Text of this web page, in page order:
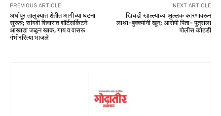
PREVIOUS ARTICLE
अर्धापूर तालुक्यात शेतीत आगीच्या घटना
सुरूच; सांगवी शिवारात शॉर्टसर्किटने
आखाडा जळून खाक, गाय व वासरू
गंभीररित्या भाजले
NEXT ARTICLE
खिचडी खाल्ल्याच्या क्षुल्लक कारणावरून
लाथा-बुक्क्यांनी खून; आरोपी पिता- पुत्राला
पोलीस कोठडी